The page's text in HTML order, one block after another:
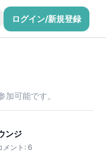
ログイン/新規登録
可能です。
ンジ
メント:6